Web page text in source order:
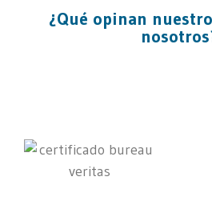
¿Qué opinan